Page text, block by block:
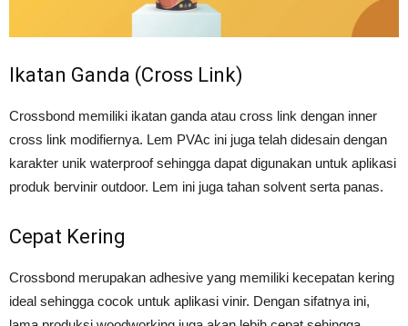
Ikatan Ganda (Cross Link)
Crossbond memiliki ikatan ganda atau cross link dengan inner
cross link modifiernya. Lem PVAc ini juga telah didesain dengan
karakter unik waterproof sehingga dapat digunakan untuk aplikasi
produk bervinir outdoor. Lem ini juga tahan solvent serta panas.
Cepat Kering
Crossbond merupakan adhesive yang memiliki kecepatan kering
ideal sehingga cocok untuk aplikasi vinir. Dengan sifatnya ini,